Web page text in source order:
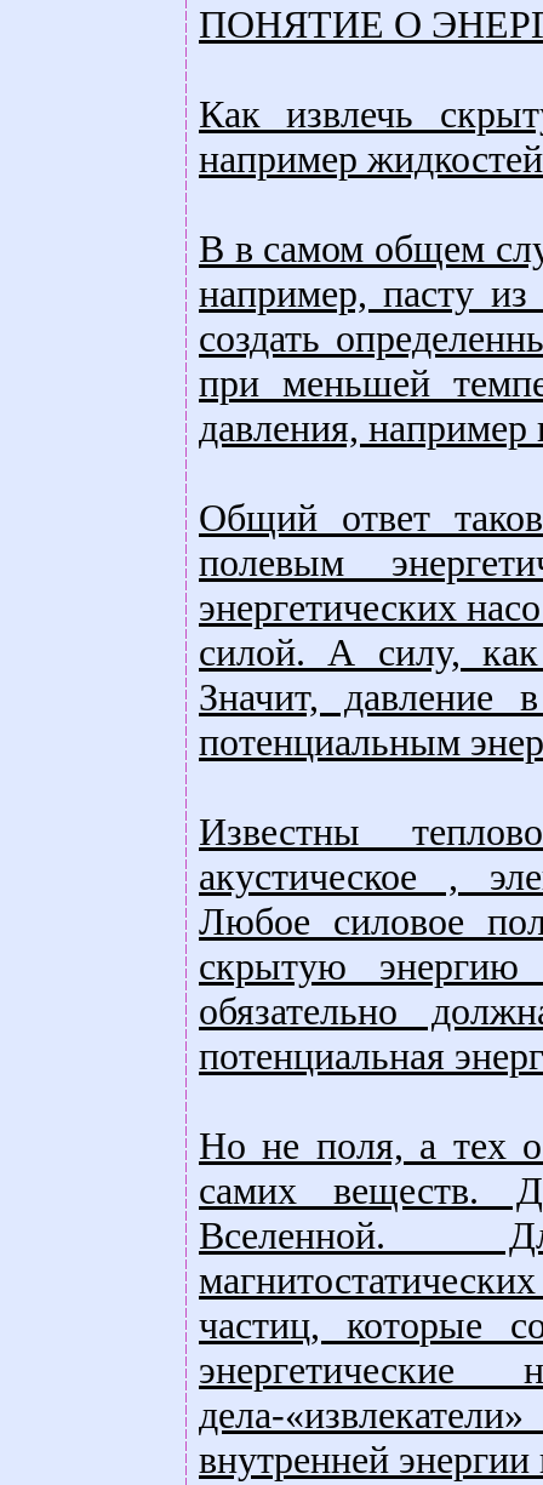
ПОНЯТИЕ О
Как извлечь
например
В в самом общем
например, пасту
создать
при меньшей
давления, например
Общий ответ
полевым
энергетических
силой. А силу, как
Значит, давление
потенциальным
Известны
акустическое ,
Любое силовое
скрытую
обязательно
потенциальная
Но не поля, а тех
самих веществ.
Вселенной.
частиц, которые
дела-
внутренней